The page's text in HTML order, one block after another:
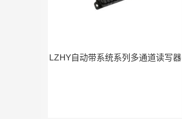
LZHY自动带系统系列多通道读写器